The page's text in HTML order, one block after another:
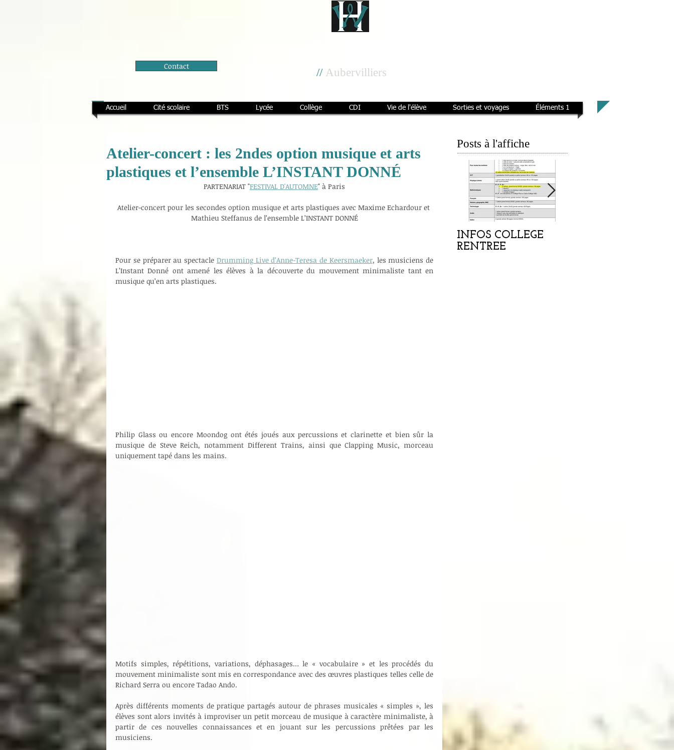
Contact
Cité scolaire
//Aubervilliers
Accueil Cité scolaire BTS Lycée Collège CDI Vie de l'élève Sorties et voyages Éléments 1
Atelier-concert : les 2ndes option musique et arts
plastiques et l’ensemble L’INSTANT DONNÉ
PARTENARIAT "FESTIVAL D'AUTOMNE" à Paris
Atelier-concert pour les secondes option musique et arts plastiques avec Maxime Echardour et
Mathieu Steffanus de l’ensemble L’INSTANT DONNÉ
Pour se préparer au spectacle Drumming Live d’Anne-Teresa de Keersmaeker, les musiciens de
L’Instant Donné ont amené les élèves à la découverte du mouvement minimaliste tant en
musique qu’en arts plastiques.
Philip Glass ou encore Moondog ont étés joués aux percussions et clarinette et bien sûr la
musique de Steve Reich, notamment Different Trains, ainsi que Clapping Music, morceau
uniquement tapé dans les mains.
Motifs simples, répétitions, variations, déphasages… le « vocabulaire » et les procédés du
mouvement minimaliste sont mis en correspondance avec des œuvres plastiques telles celle de
Richard Serra ou encore Tadao Ando.
Après différents moments de pratique partagés autour de phrases musicales « simples », les
élèves sont alors invités à improviser un petit morceau de musique à caractère minimaliste, à
partir de ces nouvelles connaissances et en jouant sur les percussions prêtées par les
musiciens.
Posts à l'affiche
INFOS COLLEGE
RENTREE